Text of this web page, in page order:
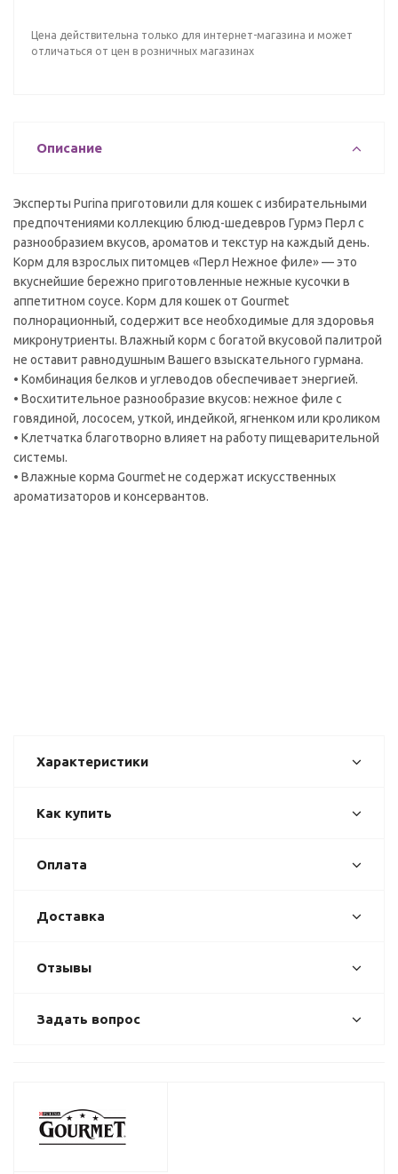
Цена действительна только для интернет-магазина и может
отличаться от цен в розничных магазинах
Описание
Эксперты Purina приготовили для кошек с избирательными
предпочтениями коллекцию блюд-шедевров Гурмэ Перл с
разнообразием вкусов, ароматов и текстур на каждый день.
Корм для взрослых питомцев «Перл Нежное филе» — это
вкуснейшие бережно приготовленные нежные кусочки в
аппетитном соусе. Корм для кошек от Gourmet
полнорационный, содержит все необходимые для здоровья
микронутриенты. Влажный корм с богатой вкусовой палитрой
не оставит равнодушным Вашего взыскательного гурмана.
• Комбинация белков и углеводов обеспечивает энергией.
• Восхитительное разнообразие вкусов: нежное филе с
говядиной, лососем, уткой, индейкой, ягненком или кроликом
• Клетчатка благотворно влияет на работу пищеварительной
системы.
• Влажные корма Gourmet не содержат искусственных
ароматизаторов и консервантов.
Характеристики
Как купить
Оплата
Доставка
Отзывы
Задать вопрос